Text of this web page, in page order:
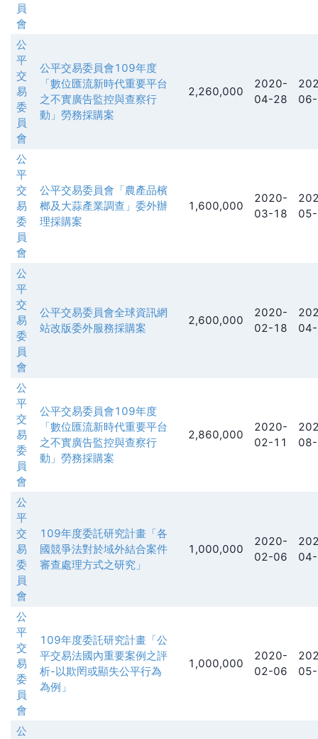
員
會
公
平
交
易
委
員
會
公平交易委員會109年度
「數位匯流新時代重要平台
之不實廣告監控與查察行
動」勞務採購案
2,260,000
2020-
04-28
公
平
交
易
委
員
會
公平交易委員會「農產品檳
榔及大蒜產業調查」委外辦
理採購案
1,600,000
2020-
03-18
公
平
交
易
委
員
會
公平交易委員會全球資訊網
站改版委外服務採購案
2,600,000
2020-
02-18
公
平
交
易
委
員
會
公平交易委員會109年度
「數位匯流新時代重要平台
之不實廣告監控與查察行
動」勞務採購案
2,860,000
2020-
02-11
公
平
交
易
委
員
會
109年度委託研究計畫「各
國競爭法對於域外結合案件
審查處理方式之研究」
1,000,000
2020-
02-06
公
平
交
易
委
員
會
109年度委託研究計畫「公
平交易法國內重要案例之評
析-以欺罔或顯失公平行為
為例」
1,000,000
2020-
02-06
公